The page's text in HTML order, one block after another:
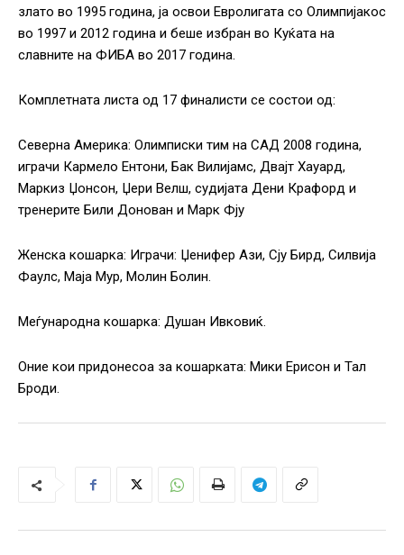
злато во 1995 година, ја освои Евролигата со Олимпијакос
во 1997 и 2012 година и беше избран во Куќата на
славните на ФИБА во 2017 година.
Комплетната листа од 17 финалисти се состои од:
Северна Америка: Олимписки тим на САД 2008 година,
играчи Кармело Ентони, Бак Вилијамс, Двајт Хауард,
Маркиз Џонсон, Џери Велш, судијата Дени Крафорд и
тренерите Били Донован и Марк Фју
Женска кошарка: Играчи: Џенифер Ази, Сју Бирд, Силвија
Фаулс, Маја Мур, Молин Болин.
Меѓународна кошарка: Душан Ивковиќ.
Оние кои придонесоа за кошарката: Мики Ерисон и Тал
Броди.